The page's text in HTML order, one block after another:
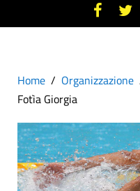
Home Organizzazione
Fotìa Giorgia